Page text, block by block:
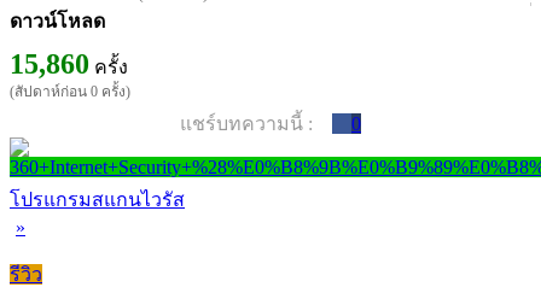
ดาวน์โหลด
15,860 ครั้ง
(สัปดาห์ก่อน 0 ครั้ง)
แชร์บทความนี้ : 0
โปรแกรมสแกนไวรัส
»
รีวิว